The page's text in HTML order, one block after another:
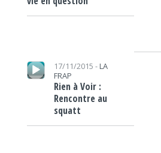
Lecteur audio
17/11/2015 - LA
FRAP
Rien à Voir :
Rencontre au
squatt